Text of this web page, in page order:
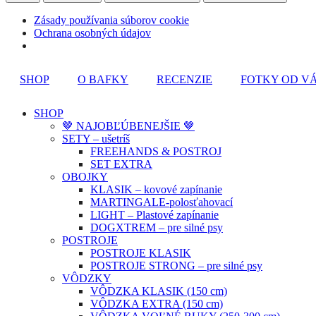
Zásady používania súborov cookie
Ochrana osobných údajov
SHOP O BAFKY RECENZIE FOTKY OD
SHOP
🤎 NAJOBĽÚBENEJŠIE 🤎
SETY – ušetríš
FREEHANDS & POSTROJ
SET EXTRA
OBOJKY
KLASIK – kovové zapínanie
MARTINGALE-polosťahovací
LIGHT – Plastové zapínanie
DOGXTREM – pre silné psy
POSTROJE
POSTROJE KLASIK
POSTROJE STRONG – pre silné psy
VÔDZKY
VÔDZKA KLASIK (150 cm)
VÔDZKA EXTRA (150 cm)